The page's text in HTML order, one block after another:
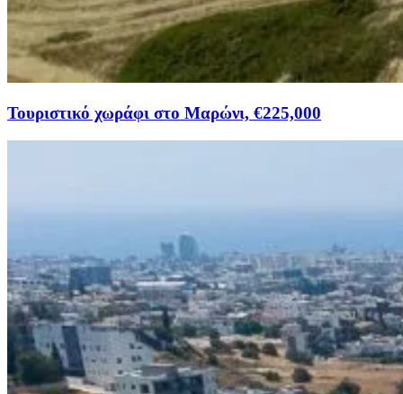
Τουριστικό χωράφι στο Μαρώνι, €225,000